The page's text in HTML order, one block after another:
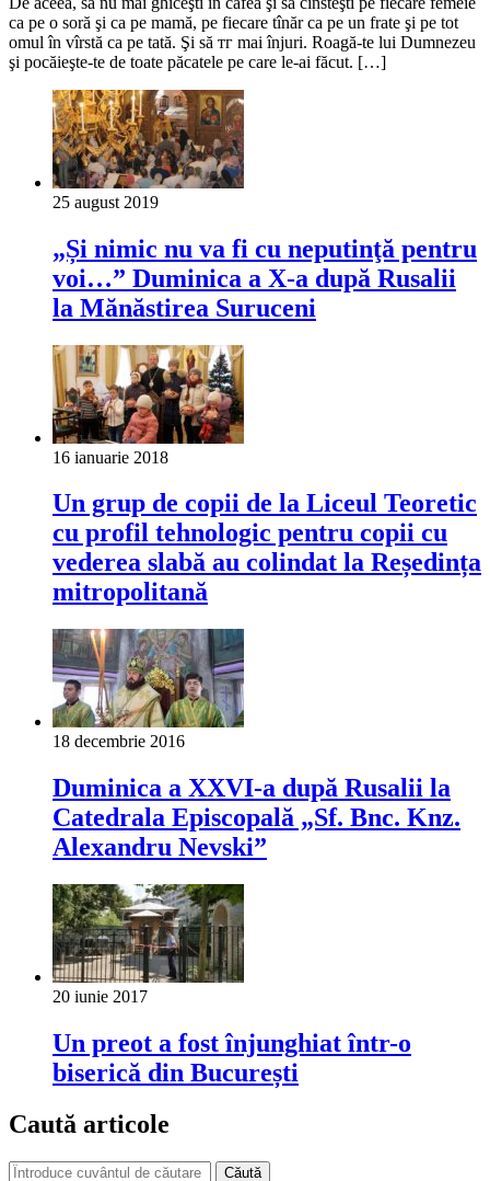
ca pe o soră şi ca pe mamă, pe fiecare tînăr ca pe un frate şi pe tot
omul în vîrstă ca pe tată. Şi să тг mai înjuri. Roagă-te lui Dumnezeu
şi pocăieşte-te de toate păcatele pe care le-ai făcut. […]
25 august 2019
„Și nimic nu va fi cu neputinţă pentru
voi…” Duminica a X-a după Rusalii
la Mănăstirea Suruceni
16 ianuarie 2018
Un grup de copii de la Liceul Teoretic
cu profil tehnologic pentru copii cu
vederea slabă au colindat la Reședința
mitropolitană
18 decembrie 2016
Duminica a XXVI-a după Rusalii la
Catedrala Episcopală „Sf. Bnc. Knz.
Alexandru Nevski”
20 iunie 2017
Un preot a fost înjunghiat într-o
biserică din București
Caută articole
Căută